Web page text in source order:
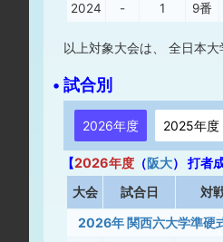
2024
- 1 9番
以上対象大会は、 全日本
• 試合別
2026年度 2025年度
【2026年度 （阪大） 打者
大会 試合日 対
2026年 関西六大学準硬